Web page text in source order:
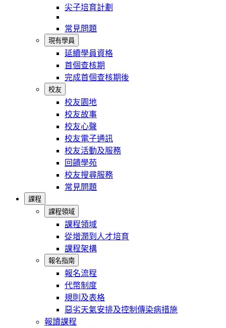
尖子培育計劃
常見問題
現有學員
延續學員資格
首個查核期
完成首個查核期後
校友
校友園地
校友故事
校友心聲
校友電子通訊
校友活動及服務
回饋學苑
校友搜尋服務
常見問題
課程
課程領域
課程領域
從增潤到人才培育
課程架構
報名指南
報名流程
代幣制度
規則及表格
惡劣天氣安排及控制傳染病措施
報讀課程